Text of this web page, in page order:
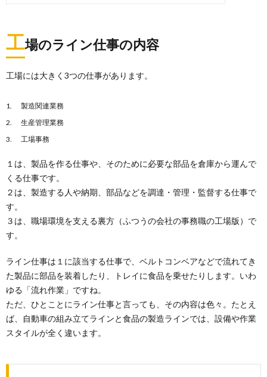
工場のライン仕事の内容
工場には大きく3つの仕事があります。
製造関連業務
生産管理業務
工場事務
１は、製品を作る仕事や、そのために必要な部品を倉庫から運んで
くる仕事です。
２は、製造する人や納期、部品などを調達・管理・監督する仕事で
す。
３は、職場環境を支える裏方（ふつうの会社の事務職の工場版）で
す。
ライン仕事は１に該当する仕事で、ベルトコンベアなどで流れてき
た製品に部品を装着したり、トレイに食品を乗せたりします。いわ
ゆる「流れ作業」ですね。
ただ、ひとことにライン仕事と言っても、その内容は色々。たとえ
ば、自動車の組み立てラインと食品の製造ラインでは、設備や作業
スタイルが全く違います。